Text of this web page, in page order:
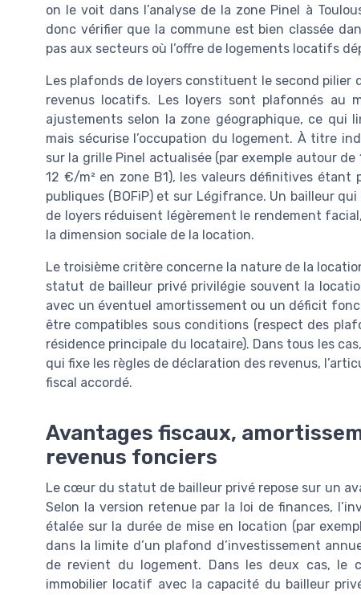
on le voit dans l’analyse de la zone Pinel à
donc vérifier que la commune est bien classée
pas aux secteurs où l’offre de logements locatifs
Les plafonds de loyers constituent le second
revenus locatifs. Les loyers sont plafonnés au
ajustements selon la zone géographique, ce qui
mais sécurise l’occupation du logement. À titre
sur la grille Pinel actualisée (par exemple autour de
12 €/m² en zone B1), les valeurs définitives
publiques (BOFiP) et sur Légifrance. Un bailleur
de loyers réduisent légèrement le rendement
la dimension sociale de la location.
Le troisième critère concerne la nature de la
statut de bailleur privé privilégie souvent la
avec un éventuel amortissement ou un déficit
être compatibles sous conditions (respect des
résidence principale du locataire). Dans tous les
qui fixe les règles de déclaration des revenus,
fiscal accordé.
Avantages fiscaux,
revenus fonciers
Le cœur du statut de bailleur privé repose sur un
Selon la version retenue par la loi de finances,
étalée sur la durée de mise en location (par
dans la limite d’un plafond d’investissement
de revient du logement. Dans les deux cas, le
immobilier locatif avec la capacité du bailleur